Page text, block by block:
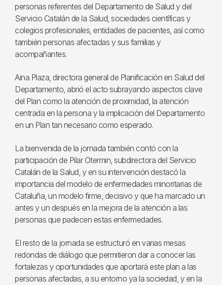
personas referentes del Departamento de Salud y del
Servicio Catalán de la Salud, sociedades científicas y
colegios profesionales, entidades de pacientes, así como
también personas afectadas y sus familias y
acompañantes.
Aina Plaza, directora general de Planificación en Salud del
Departamento, abrió el acto subrayando aspectos clave
del Plan como la atención de proximidad, la atención
centrada en la persona y la implicación del Departamento
en un Plan tan necesario como esperado.
La bienvenida de la jornada también contó con la
participación de Pilar Otermin, subdirectora del Servicio
Catalán de la Salud, y en su intervención destacó la
importancia del modelo de enfermedades minoritarias de
Cataluña, un modelo firme, decisivo y que ha marcado un
antes y un después en la mejora de la atención a las
personas que padecen estas enfermedades.
El resto de la jornada se estructuró en varias mesas
redondas de diálogo que permitieron dar a conocer las
fortalezas y oportunidades que aportará este plan a las
personas afectadas, a su entorno ya la sociedad, y en la